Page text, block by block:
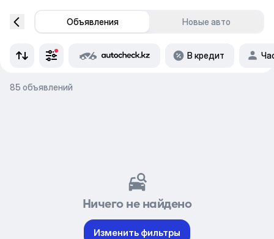
Объявления Новые авто
В кредит
85 объявлений
Ничего не найдено
Изменить фильтры